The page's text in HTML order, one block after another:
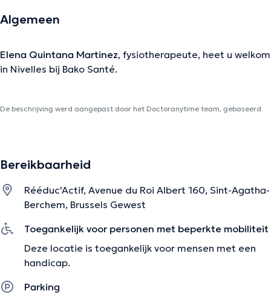
Algemeen
Elena Quintana Martinez, fysiotherapeute, heet u welkom
in Nivelles bij Bako Santé.
De beschrijving werd aangepast door het Doctoranytime team, gebaseerd
Bereikbaarheid
Rééduc'Actif, Avenue du Roi Albert 160, Sint-Agatha-
Berchem, Brussels Gewest
Toegankelijk voor personen met beperkte mobiliteit
Deze locatie is toegankelijk voor mensen met een
handicap.
Parking